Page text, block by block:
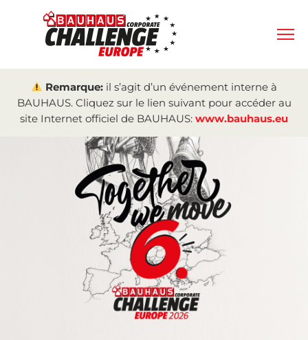
Remarque: il s’agit d’un événement interne à
BAUHAUS. Cliquez sur le lien suivant pour accéder au
site Internet officiel de BAUHAUS: www.bauhaus.eu